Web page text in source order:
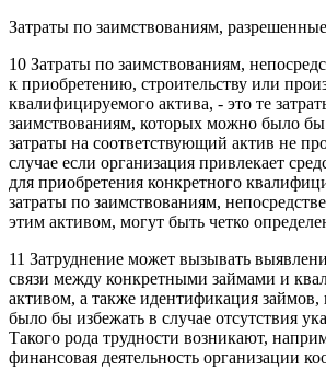
Затраты по заимствованиям,
10 Затраты по заимствованиям,
к приобретению, строительству или
квалифицируемого актива, - это те
заимствованиям, которых можно было
затраты на соответствующий актив не
случае если организация привлекает
для приобретения конкретного
затраты по заимствованиям,
этим активом, могут быть четко
11 Затруднение может вызывать
связи между конкретными займами и
активом, а также идентификация
было бы избежать в случае отсутствия
Такого рода трудности возникают,
финансовая деятельность организации